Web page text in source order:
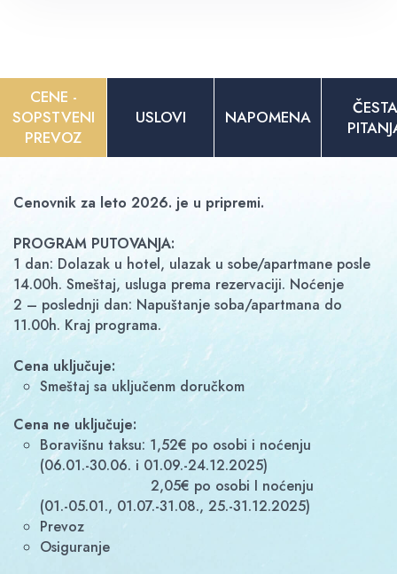
CENE -
SOPSTVENI
PREVOZ
USLOVI NAPOMENA
ČESTA
Cenovnik za leto 2026. je u pripremi.
PROGRAM PUTOVANJA:
1 dan: Dolazak u hotel, ulazak u sobe/apartmane posle
14.00h. Smeštaj, usluga prema rezervaciji. Noćenje
2 – poslednji dan: Napuštanje soba/apartmana do
11.00h. Kraj programa.
Cena uključuje:
Smeštaj sa uključenm doručkom
Cena ne uključuje:
Boravišnu taksu: 1,52€ po osobi i noćenju
(06.01.-30.06. i 01.09.-24.12.2025)
2,05€ po osobi I noćenju
(01.-05.01., 01.07.-31.08., 25.-31.12.2025)
Prevoz
Osiguranje